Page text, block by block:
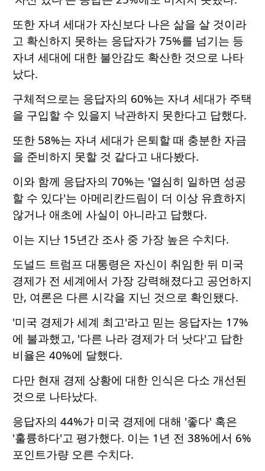
또한 자녀 세대가 자신보다 나은 삶을 살 것이라
고 확신하지 못하는 응답자가 75%를 넘기는 등
자녀 세대에 대한 불안감도 확산한 것으로 나타
났다.
구체적으로는 응답자의 60%는 자녀 세대가 주택
을 구입할 수 있을지 낙관하지 못한다고 답했다.
또한 58%는 자녀 세대가 은퇴할 때 충분한 자금
을 준비하지 못할 것 같다고 내다봤다.
이와 함께 응답자의 70%는 '열심히 일하면 성공
할 수 있다'는 아메리칸드림이 더 이상 유효하지
않거나 애초에 사실이 아니라고 답했다.
이는 지난 15년간 조사 중 가장 높은 수치다.
도널드 트럼프 대통령은 자신이 취임한 뒤 미국
경제가 전 세계에서 가장 강력해졌다고 공언하지
만, 여론은 다른 시각을 지닌 것으로 확인됐다.
'미국 경제가 세계 최고'라고 믿는 응답자는 17%
에 불과했고, '다른 나라 경제가 더 낫다'고 답한
비율은 40%에 달했다.
다만 현재 경제 상황에 대한 인식은 다소 개선된
것으로 나타났다.
응답자의 44%가 미국 경제에 대해 '좋다' 혹은
'훌륭하다'고 평가했다. 이는 1년 전 38%에서 6%
포인트가량 오른 수치다.